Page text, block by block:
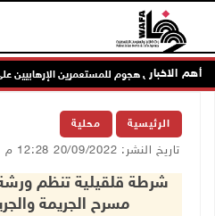
أهم الاخبار
إصابتان في هجوم للمستعمرين الإرهابيين على
الرئيسية محلية
تاريخ النشر: 20/09/2022 12:28 م
شرطة قلقيلية تنظم
مسرح الجريمة